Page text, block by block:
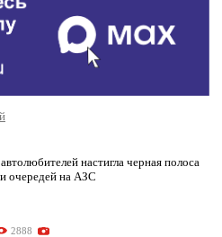
настигла черная полоса
очередей на АЗС
2888